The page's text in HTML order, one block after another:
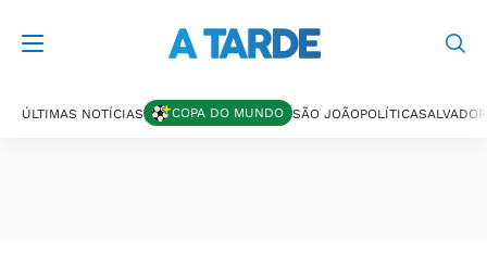
ÚLTIMAS NOTÍCIAS COPA DO MUNDO SÃO JOÃOPOLÍTICASALVADOR